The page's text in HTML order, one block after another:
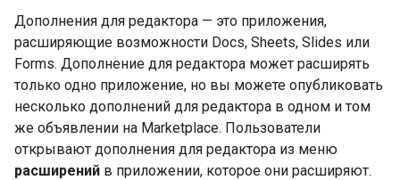
Дополнения для редактора — это приложения,
расширяющие возможности Docs, Sheets, Slides или
Forms. Дополнение для редактора может расширять
только одно приложение, но вы можете опубликовать
несколько дополнений для редактора в одном и том
же объявлении на Marketplace. Пользователи
открывают дополнения для редактора из меню
расширений в приложении, которое они расширяют.